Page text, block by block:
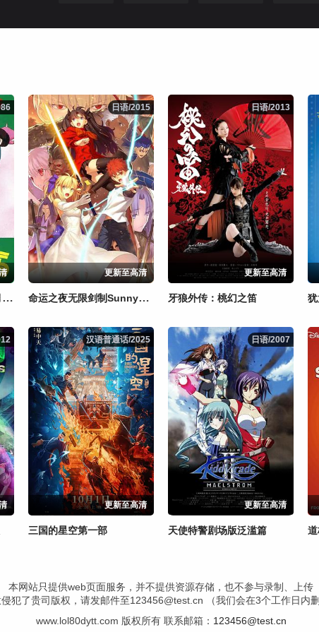
福星小子 OVA 了子的九月茶会
日语/2015
日语/2015
更新至高清
命运之夜无限剑制SunnyDay
日语/2013
日语/2013
更新至高清
牙狼外传：桃幻之笛
汉语普通话/2025
汉语普通话/2025
更新至高清
三国的星空第一部
日语/2007
日语/2007
更新至高清
天使特警剧场版泛滥篇
本网站只提供web页面服务，并不提供资源存储，也不参与录制、上传
犯了贵司版权，请发邮件至123456@test.cn （我们会在3个工作日内
www.lol80dytt.com 版权所有 联系邮箱： 123456@test.cn